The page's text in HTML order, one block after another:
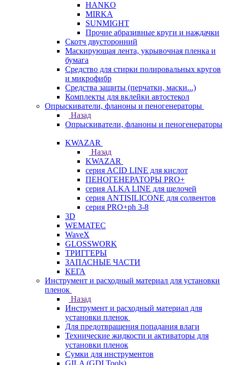
HANKO
MIRKA
SUNMIGHT
Прочие абразивные круги и наждачки
Скотч двусторонний
Маскирующая лента, укрывочная пленка и
бумага
Средство для стирки полировальных кругов
и микрофибр
Средства защиты (перчатки, маски...)
Комплекты для вклейки автостекол
Опрыскиватели, фланоны и пеногенераторы
Назад
Опрыскиватели, фланоны и пеногенераторы
KWAZAR
Назад
KWAZAR
серия ACID LINE для кислот
ПЕНОГЕНЕРАТОРЫ PRO+
серия ALKA LINE для щелочей
серия ANTISILICONE для солвентов
серия PRO+ph 3-8
3D
WEMATEC
WaveX
GLOSSWORK
ТРИГГЕРЫ
ЗАПАСНЫЕ ЧАСТИ
КЕГА
Инструмент и расходный материал для установки
пленок
Назад
Инструмент и расходный материал для
установки пленок
Для предотвращения попадания влаги
Технические жидкости и активаторы для
установки пленок
Сумки для инструментов
GILA (GDI Tools)